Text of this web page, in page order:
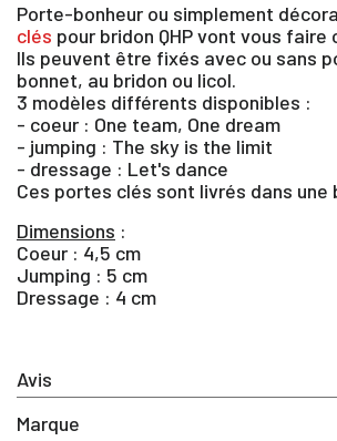
Avis
Marque
Porte-bonheur ou simplement
clés pour bridon QHP vont vous faire
Ils peuvent être fixés avec ou sans
bonnet, au bridon ou licol.
3 modèles différents disponibles :
- coeur : One team, One dream
- jumping : The sky is the limit
- dressage : Let's dance
Ces portes clés sont livrés dans une
Dimensions :
Coeur : 4,5 cm
Jumping : 5 cm
Dressage : 4 cm
×
Vous devez être connecté pour
produits dans votre liste d'envie